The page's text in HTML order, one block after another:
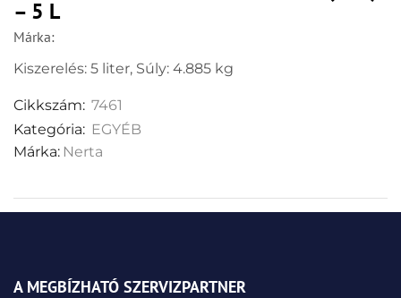
– 5 L
Márka:
Kiszerelés: 5 liter, Súly: 4.885 kg
Cikkszám: 7461
Kategória: EGYÉB
Márka: Nerta
A MEGBÍZHATÓ SZERVIZPARTNER